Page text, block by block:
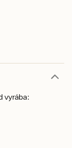
vyrába: